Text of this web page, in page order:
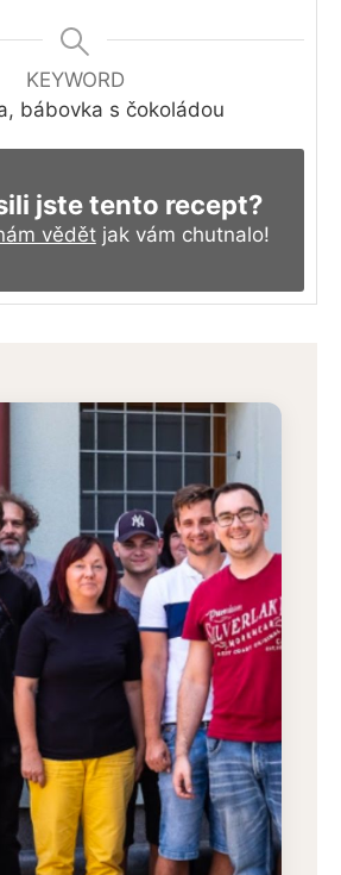
KEYWORD
bábovka s čokoládou
jste tento recept?
vědětjak vám chutnalo!